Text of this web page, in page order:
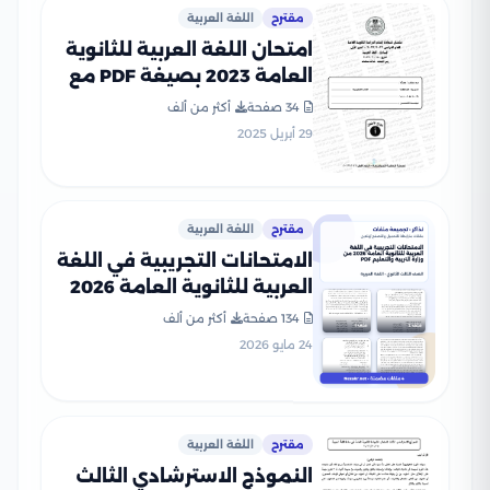
مقترح اللغة العربية
امتحان اللغة العربية للثانوية
العامة 2023 بصيغة PDF مع
نموذج الإجابة
34 صفحة
أكثر من ألف
29 أبريل 2025
مقترح اللغة العربية
الامتحانات التجريبية في اللغة
العربية للثانوية العامة 2026
من وزارة التربية والتعليم PDF
134 صفحة
أكثر من ألف
24 مايو 2026
مقترح اللغة العربية
النموذج الاسترشادي الثالث